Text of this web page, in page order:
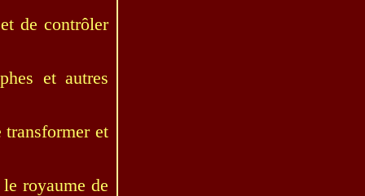
de contrôler
et autres
transformer et
royaume de